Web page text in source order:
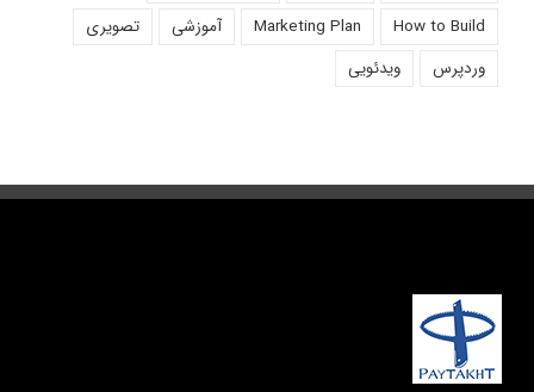
How to Build
Marketing Plan آموزشی
تصویری
وردپرس
ویدئویی